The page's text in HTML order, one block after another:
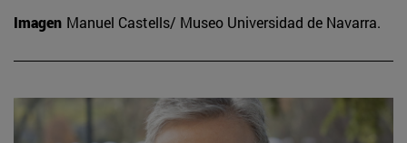
Imagen Manuel Castells/ Museo Universidad de Navarra.